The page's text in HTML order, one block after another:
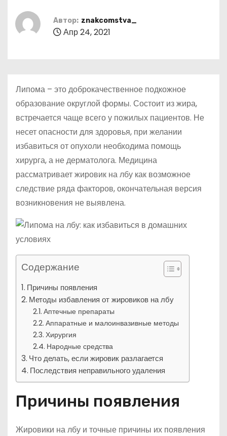
Автор: znakcomstva_
Апр 24, 2021
Липома – это доброкачественное подкожное
образование округлой формы. Состоит из жира,
встречается чаще всего у пожилых пациентов. Не
несет опасности для здоровья, при желании
избавиться от опухоли необходима помощь
хирурга, а не дерматолога. Медицина
рассматривает жировик на лбу как возможное
следствие ряда факторов, окончательная версия
возникновения не выявлена.
Содержание
Причины появления
Методы избавления от жировиков на лбу
Аптечные препараты
Аппаратные и малоинвазивные методы
Хирургия
Народные средства
Что делать, если жировик разлагается
Последствия неправильного удаления
Причины появления
Жировики на лбу и точные причины их появления